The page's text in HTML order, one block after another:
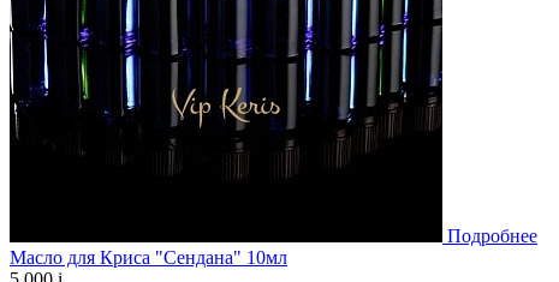
Подробнее
Масло для Криса "Сендана" 10мл